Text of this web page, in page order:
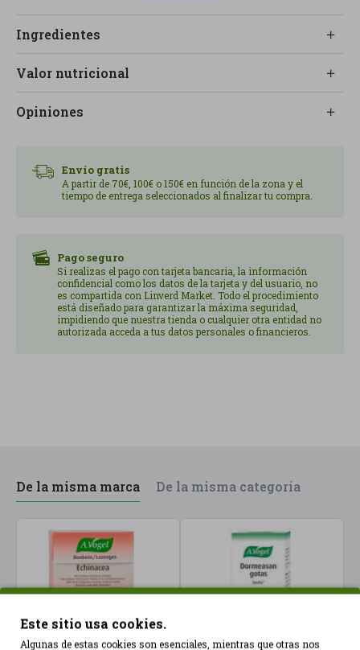
Envío gratis
A partir de 70€, 100€ o 150€ en función de la zona y el
tiempo de entrega seleccionados al finalizar tu compra.
Pago seguro
Si realizas el pago con tarjeta bancaria, la información
confidencial como los datos de la tarjeta y del usuario, no
es compartida con Linverd Market. Todo el procedimiento
está diseñado para garantizar la máxima seguridad,
impidiendo que nuestra tienda o cualquier otra entidad no
autorizada acceda a tus datos personales o financieros.
cansadas, una molestia habitual en personas que
contenido en castaño de indias (Aesculus
la escina, conocida por su acción sobre la
planta fresca, lo que permite preservar mejor sus
principios activos. Además, se trata de un producto
consciente y natural.
Su presentación en comprimidos facilita la
incorporación en la rutina diaria, con una pauta
sencilla de un comprimido al día durante el
almuerzo, acompañado de agua. Es una opción
Ingredientes
Valor nutricional
Opiniones
De la misma marca De la misma categoría
Este sitio usa cookies.
Algunas de estas cookies son esenciales, mientras que otras nos